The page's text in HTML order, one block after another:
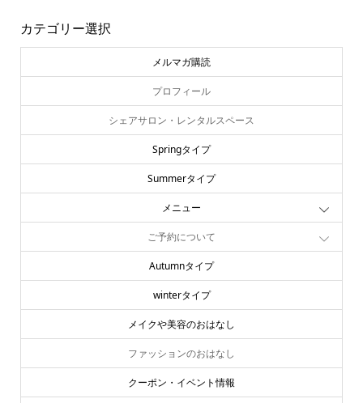
カテゴリー選択
メルマガ購読
プロフィール
シェアサロン・レンタルスペース
Springタイプ
Summerタイプ
メニュー
ご予約について
Autumnタイプ
winterタイプ
メイクや美容のおはなし
ファッションのおはなし
クーポン・イベント情報